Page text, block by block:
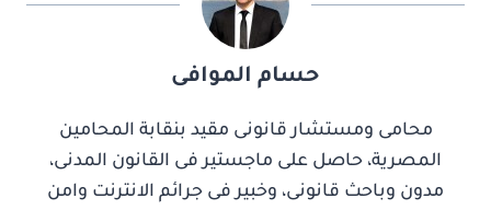
حسام الموافى
محامى ومستشار قانونى مقيد بنقابة المحامين
المصرية، حاصل على ماجستير فى القانون المدنى،
مدون وباحث قانونى، وخبير فى جرائم الانترنت وامن